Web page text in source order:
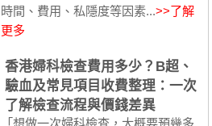
時間、費用、私隱度等因素...>>了解
更多
香港婦科檢查費用多少？B超、
驗血及常見項目收費整理：一次
了解檢查流程與價錢差異